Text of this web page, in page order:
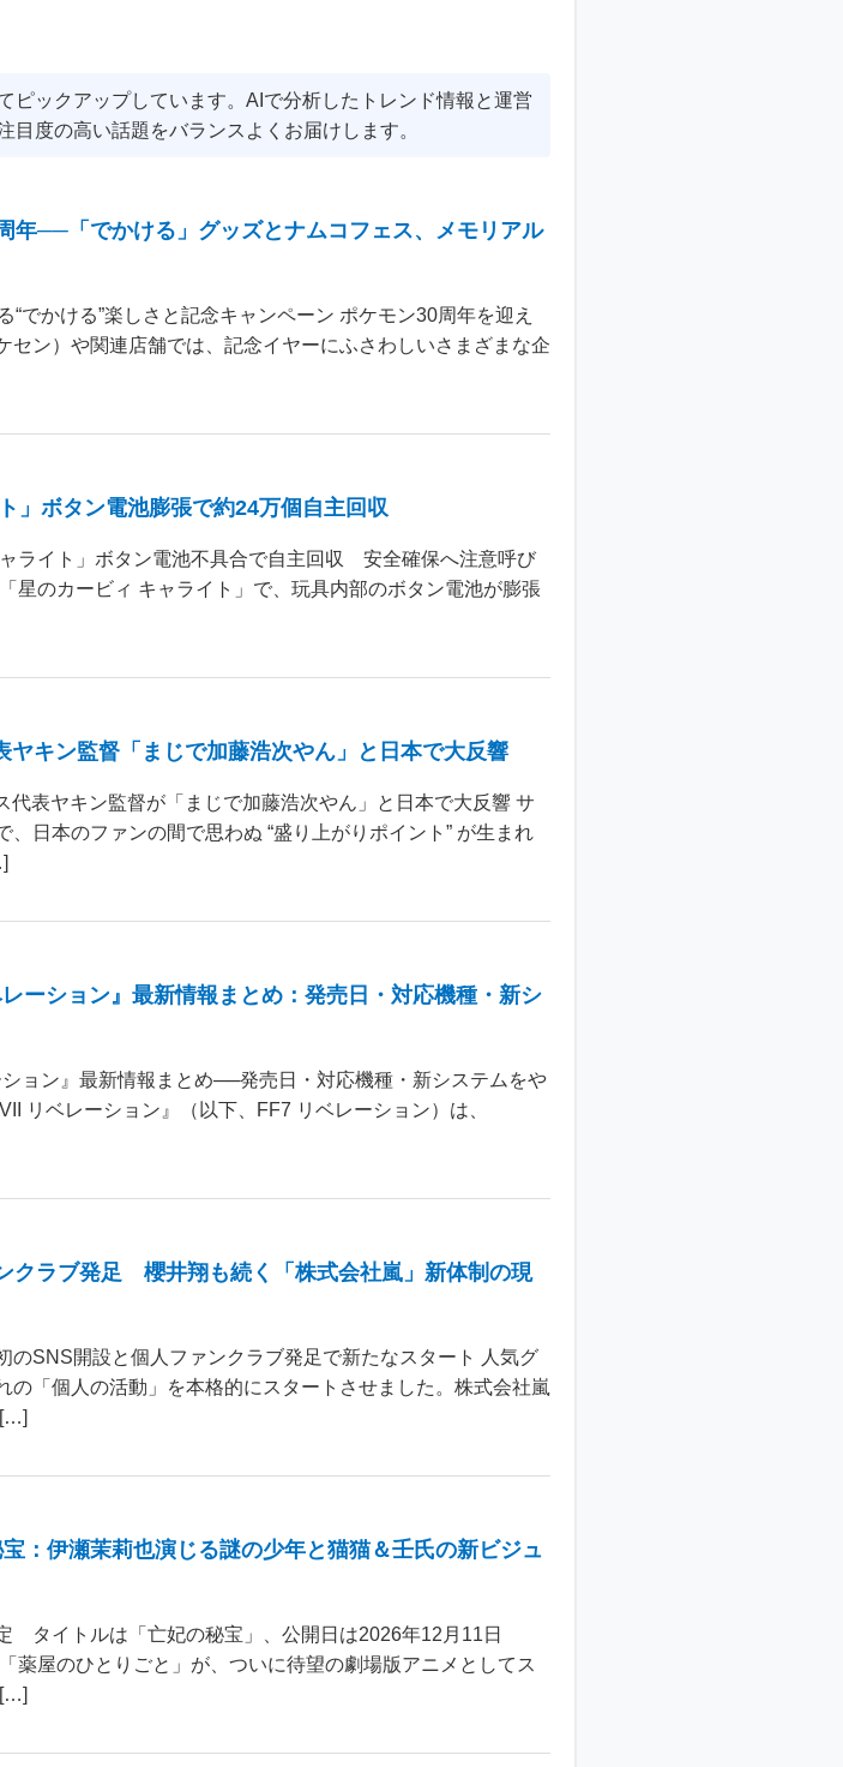
ピックアップしています。AIで分析したトレンド情報と運営
度の高い話題をバランスよくお届けします。
年──「でかける」グッズとナムコフェス、メモリアル
でかける”楽しさと記念キャンペーン ポケモン30周年を迎え
セン）や関連店舗では、記念イヤーにふさわしいさまざまな企
」ボタン電池膨張で約24万個自主回収
ライト」ボタン電池不具合で自主回収 安全確保へ注意呼び
星のカービィ キャライト」で、玩具内部のボタン電池が膨張
キン監督「まじで加藤浩次やん」と日本で大反響
表ヤキン監督が「まじで加藤浩次やん」と日本で大反響 サ
日本のファンの間で思わぬ “盛り上がりポイント” が生まれ
ーション』最新情報まとめ：発売日・対応機種・新シ
ション』最新情報まとめ──発売日・対応機種・新システムをや
リベレーション』（以下、FF7 リベレーション）は、
クラブ発足 櫻井翔も続く「株式会社嵐」新体制の現
SNS開設と個人ファンクラブ発足で新たなスタート 人気グ
の「個人の活動」を本格的にスタートさせました。株式会社嵐
[…]
：伊瀬茉莉也演じる謎の少年と猫猫＆壬氏の新ビジュ
タイトルは「亡妃の秘宝」、公開日は2026年12月11日
薬屋のひとりごと」が、ついに待望の劇場版アニメとしてス
[…]